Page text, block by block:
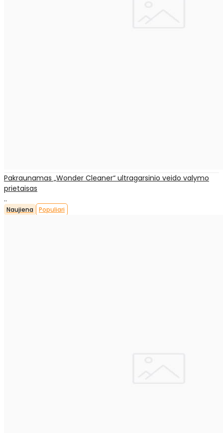
Pakraunamas „Wonder Cleaner“ ultragarsinio veido valymo
prietaisas
..
Naujiena Populiari